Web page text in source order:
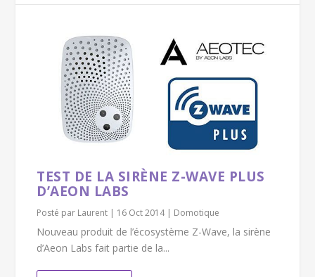
TEST DE LA SIRÈNE Z-WAVE PLUS
D’AEON LABS
Posté par Laurent | 16 Oct 2014| Domotique
Nouveau produit de l’écosystème Z-Wave, la sirène
d’Aeon Labs fait partie de la...